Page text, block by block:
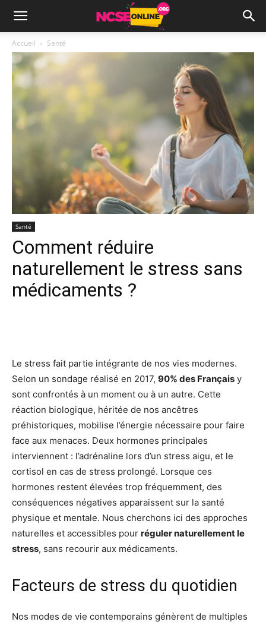
Accueil Santé
Santé
Comment réduire
naturellement le stress sans
médicaments ?
Le stress fait partie intégrante de nos vies modernes.
Selon un sondage réalisé en 2017, 90% des Français y
sont confrontés à un moment ou à un autre. Cette
réaction biologique, héritée de nos ancêtres
préhistoriques, mobilise l’énergie nécessaire pour faire
face aux menaces. Deux hormones principales
interviennent : l’adrénaline lors d’un stress aigu, et le
cortisol en cas de stress prolongé. Lorsque ces
hormones restent élevées trop fréquemment, des
conséquences négatives apparaissent sur la santé
physique et mentale. Nous cherchons ici des approches
naturelles et accessibles pour réguler naturellement le
stress, sans recourir aux médicaments.
Facteurs de stress du quotidien
Nos modes de vie contemporains génèrent de multiples